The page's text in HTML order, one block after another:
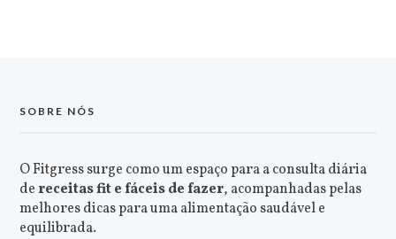
SOBRE NÓS
O Fitgress surge como um espaço para a consulta diária
dereceitas fit e fáceis de fazer, acompanhadas pelas
melhores dicas para uma alimentação saudável e
equilibrada.